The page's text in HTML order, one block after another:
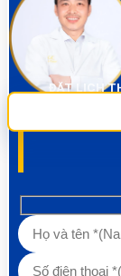
ĐẶT LỊCH